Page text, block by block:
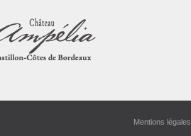
Mentions légales